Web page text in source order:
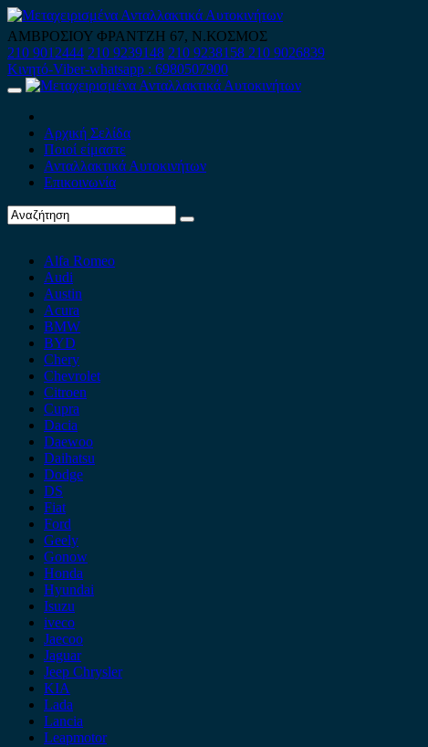
Skip
to
content
ΑΜΒΡΟΣΙΟΥ ΦΡΑΝΤΖΗ 67, Ν.ΚΟΣΜΟΣ
210 9012444 210 9239148 210 9238158 210 9026839
Κινητό-Viber-whatsapp : 6980507900
Primary
Αρχική Σελίδα
Ποιοί είμαστε
Ανταλλακτικά Αυτοκινήτων
Επικοινωνία
Alfa Romeo
Audi
Austin
Acura
BMW
BYD
Chery
Chevrolet
Citroen
Cupra
Dacia
Daewoo
Daihatsu
Dodge
DS
Fiat
Ford
Geely
Gonow
Honda
Hyundai
Isuzu
iveco
Jaecoo
Jaguar
Jeep Chrysler
KIA
Lada
Lancia
Leapmotor